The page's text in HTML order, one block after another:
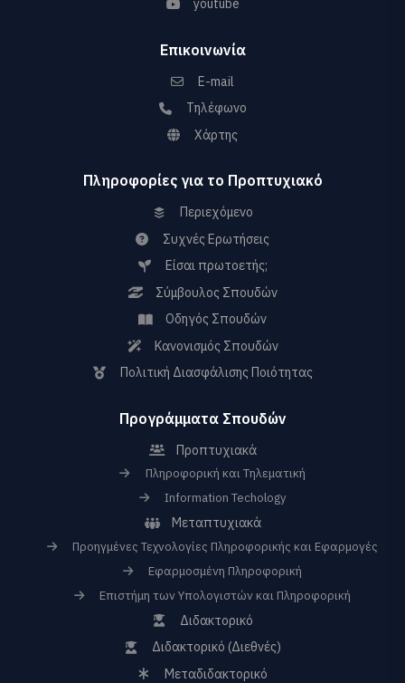
youtube
Επικοινωνία
E-mail
Τηλέφωνο
Χάρτης
Πληροφορίες για το Προπτυχιακό
Περιεχόμενο
Συχνές Ερωτήσεις
Είσαι πρωτοετής;
Σύμβουλος Σπουδών
Οδηγός Σπουδών
Κανονισμός Σπουδών
Πολιτική Διασφάλισης Ποιότητας
Προγράμματα Σπουδών
Προπτυχιακά
Πληροφορική και Τηλεματική
Information Techology
Μεταπτυχιακά
Προηγμένες Τεχνολογίες Πληροφορικής και Εφαρμογές
Εφαρμοσμένη Πληροφορική
Επιστήμη των Υπολογιστών και Πληροφορική
Διδακτορικό
Διδακτορικό (Διεθνές)
Μεταδιδακτορικό